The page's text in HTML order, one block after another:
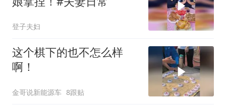
登子夫妇
这个棋下的也不怎么样
啊！
金哥说新能源车 8跟贴